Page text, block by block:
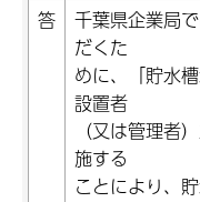
答
千葉県企業局
だくた
めに、「貯水
設置者
（又は管理者
施する
ことにより、